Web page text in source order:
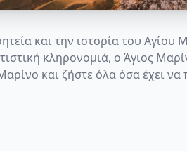
και την ιστορία του Αγίου
κληρονομιά, ο Άγιος
και ζήστε όλα όσα έχει